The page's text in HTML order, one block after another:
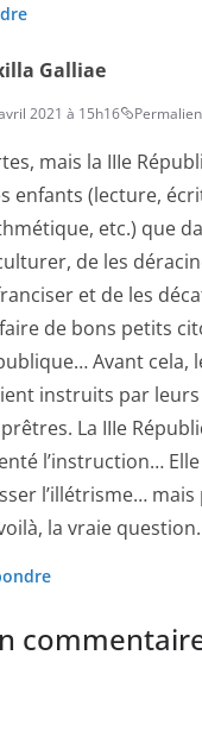
Galliae
2021 à 15h16 Permalien
mais la IIIe
enfants (lecture,
etc.) que
de les
et de les
de bons petits
Avant cela,
instruits par
La IIIe
l’instruction…
l’illétrisme…
la vraie